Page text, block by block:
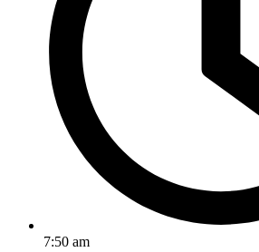
7:50 am